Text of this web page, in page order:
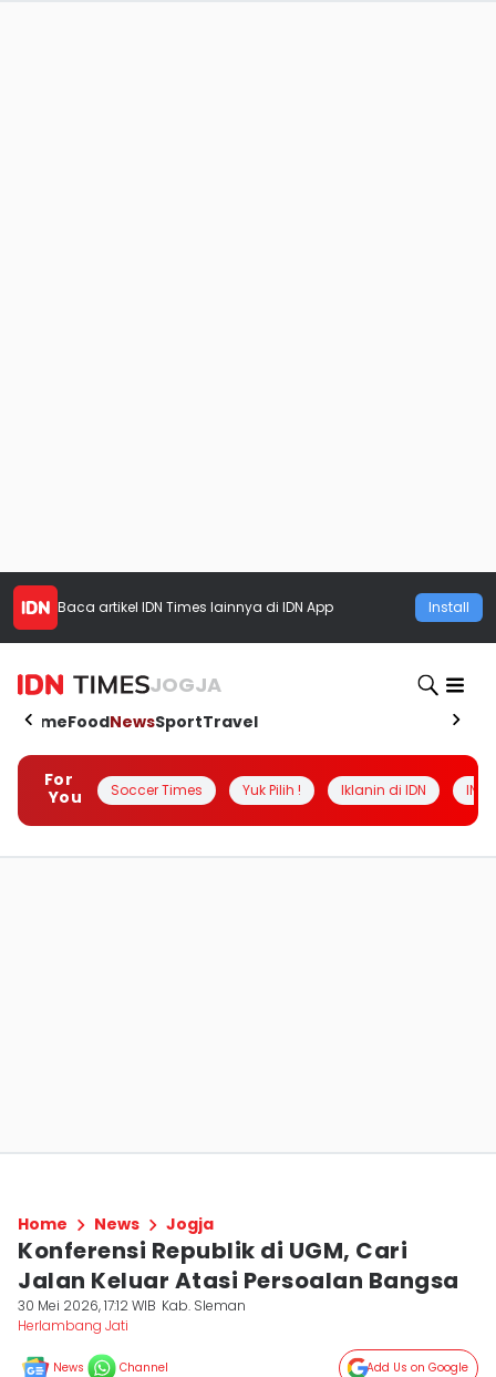
Baca artikel IDN Times lainnya di IDN App Install
JOGJA
HomeFoodNewsSportTravel
For
You
Soccer Times Yuk Pilih ! Iklanin di IDN
Home News Jogja
Konferensi Republik di UGM, Cari
Jalan Keluar Atasi Persoalan Bangsa
30 Mei 2026, 17:12 WIB Kab. Sleman
Herlambang Jati
News Channel Add Us on Google